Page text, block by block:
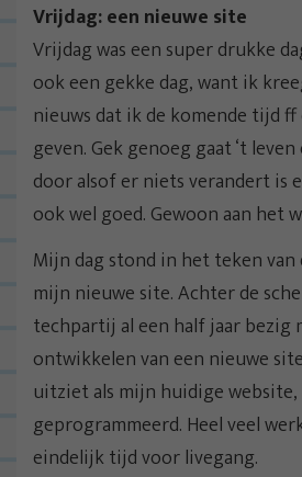
Vrijdag: een nieuwe site
Vrijdag was een super drukke
ook een gekke dag, want ik
nieuws dat ik de komende tijd
geven. Gek genoeg gaat ‘t
door alsof er niets verandert is
ook wel goed. Gewoon aan het
Mijn dag stond in het teken van
mijn nieuwe site. Achter de
techpartij al een half jaar bezig
ontwikkelen van een nieuwe
uitziet als mijn huidige website,
geprogrammeerd. Heel veel
eindelijk tijd voor livegang.